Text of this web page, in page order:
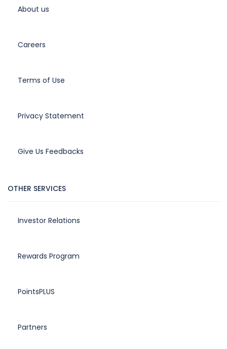
About us
Careers
Terms of Use
Privacy Statement
Give Us Feedbacks
OTHER SERVICES
Investor Relations
Rewards Program
PointsPLUS
Partners